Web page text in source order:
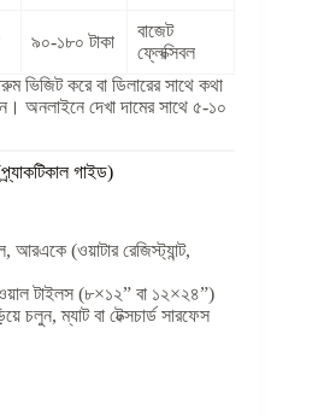
৯০-১৮০ টাকা
বাজেট
ফ্লেক্সিবল
ভিজিট করে বা ডিলারের সাথে কথা
অনলাইনে দেখা দামের সাথে ৫-১০
গাইড)
আরএকে (ওয়াটার রেজিস্ট্যান্ট,
টাইলস (৮×১২” বা ১২×২৪”)
চলুন, ম্যাট বা টেক্সচার্ড সারফেস